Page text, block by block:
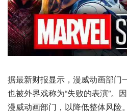
据最新财报显示，漫威动画部门
也被外界戏称为“失败的表演”。
漫威动画部门，以降低整体风险